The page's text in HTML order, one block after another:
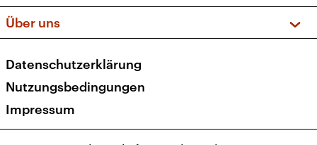
Apps
Newsletter
Social Media
Über uns
Presse
Karriere
Transparenz
Datenschutzerklärung
Nutzungsbedingungen
Impressum